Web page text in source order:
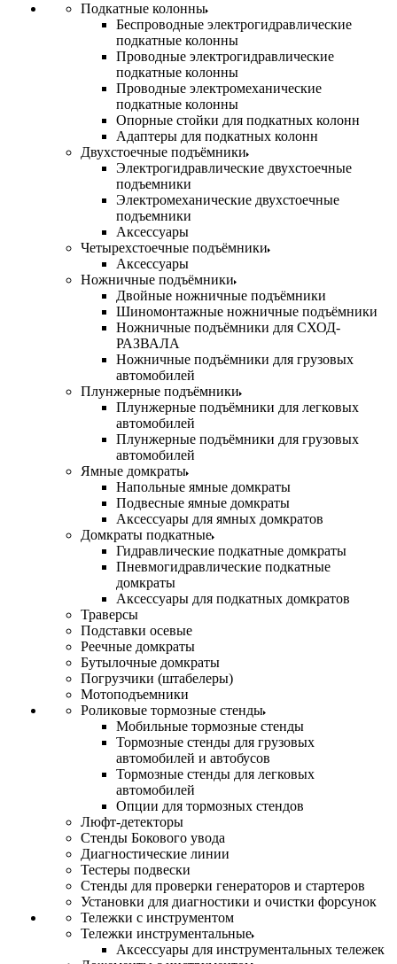
Подкатные колонны
Беспроводные электрогидравлические
подкатные колонны
Проводные электрогидравлические
подкатные колонны
Проводные электромеханические
подкатные колонны
Опорные стойки для подкатных колонн
Адаптеры для подкатных колонн
Двухстоечные подъёмники
Электрогидравлические двухстоечные
подъемники
Электромеханические двухстоечные
подъемники
Аксессуары
Четырехстоечные подъёмники
Аксессуары
Ножничные подъёмники
Двойные ножничные подъёмники
Шиномонтажные ножничные подъёмники
Ножничные подъёмники для СХОД-
РАЗВАЛА
Ножничные подъёмники для грузовых
автомобилей
Плунжерные подъёмники
Плунжерные подъёмники для легковых
автомобилей
Плунжерные подъёмники для грузовых
автомобилей
Ямные домкраты
Напольные ямные домкраты
Подвесные ямные домкраты
Аксессуары для ямных домкратов
Домкраты подкатные
Гидравлические подкатные домкраты
Пневмогидравлические подкатные
домкраты
Аксессуары для подкатных домкратов
Траверсы
Подставки осевые
Реечные домкраты
Бутылочные домкраты
Погрузчики (штабелеры)
Мотоподъемники
Роликовые тормозные стенды
Мобильные тормозные стенды
Тормозные стенды для грузовых
автомобилей и автобусов
Тормозные стенды для легковых
автомобилей
Опции для тормозных стендов
Люфт-детекторы
Стенды Бокового увода
Диагностические линии
Тестеры подвески
Стенды для проверки генераторов и стартеров
Установки для диагностики и очистки форсунок
Тележки с инструментом
Тележки инструментальные
Аксессуары для инструментальных тележек